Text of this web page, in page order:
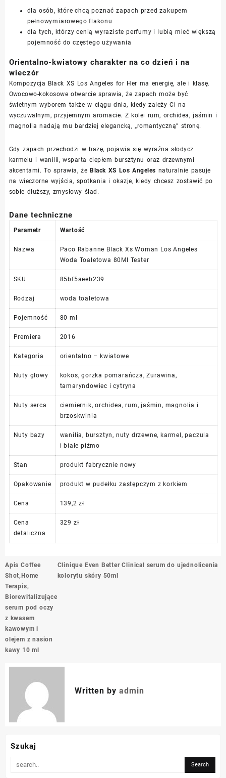
dla osób, które chcą poznać zapach przed zakupem
pełnowymiarowego flakonu
dla tych, którzy cenią wyraziste perfumy i lubią mieć większą
pojemność do częstego używania
Orientalno-kwiatowy charakter na co dzień i na
wieczór
Kompozycja Black XS Los Angeles for Her ma energię, ale i klasę.
Owocowo-kokosowe otwarcie sprawia, że zapach może być
świetnym wyborem także w ciągu dnia, kiedy zależy Ci na
wyczuwalnym, przyjemnym aromacie. Z kolei rum, orchidea, jaśmin i
magnolia nadają mu bardziej elegancką, „romantyczną” stronę.
Gdy zapach przechodzi w bazę, pojawia się wyraźna słodycz
karmelu i wanilii, wsparta ciepłem bursztynu oraz drzewnymi
akcentami. To sprawia, żeBlack XS Los Angeles naturalnie pasuje
na wieczorne wyjścia, spotkania i okazje, kiedy chcesz zostawić po
sobie dłuższy, zmysłowy ślad.
Dane techniczne
Parametr Wartość
Nazwa
Paco Rabanne Black Xs Woman Los Angeles
Woda Toaletowa 80Ml Tester
SKU 85bf5aeeb239
Rodzaj woda toaletowa
Pojemność 80 ml
Premiera 2016
Kategoria orientalno – kwiatowe
Nuty głowy
kokos, gorzka pomarańcza, Żurawina,
tamaryndowiec i cytryna
Nuty serca
ciemiernik, orchidea, rum, jaśmin, magnolia i
brzoskwinia
Nuty bazy
wanilia, bursztyn, nuty drzewne, karmel, paczula
i białe piżmo
Stan produkt fabrycznie nowy
Opakowanie produkt w pudełku zastępczym z korkiem
Cena 139,2 zł
Cena
detaliczna
329 zł
Nawigacja
wpisu
Apis Coffee
Shot,Home
Terapis,
Biorewitalizujące
serum pod oczy
z kwasem
kawowym i
olejem z nasion
kawy 10 ml
Clinique Even Better Clinical serum do ujednolicenia
kolorytu skóry 50ml
Written by admin
Szukaj